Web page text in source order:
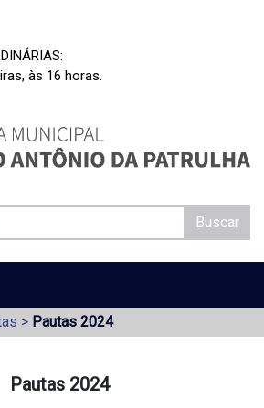
Aberta
às 16 horas.
Buscar
> Pautas 2024
Pautas 2024